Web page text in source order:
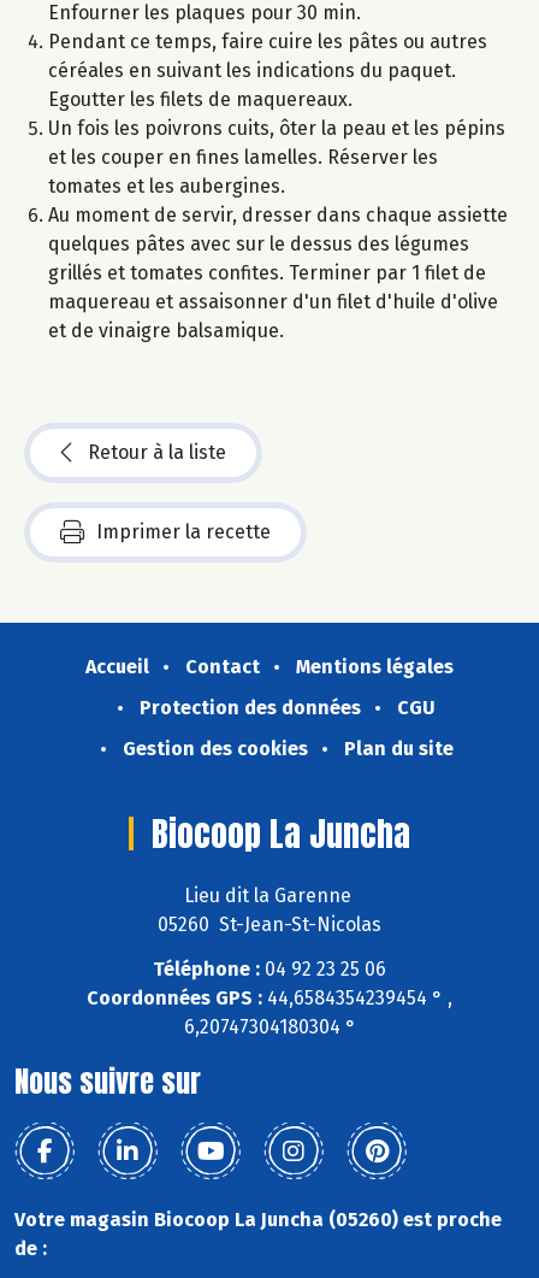
Enfourner les plaques pour 30 min.
Pendant ce temps, faire cuire les pâtes ou autres
céréales en suivant les indications du paquet.
Egoutter les filets de maquereaux.
Un fois les poivrons cuits, ôter la peau et les pépins
et les couper en fines lamelles. Réserver les
tomates et les aubergines.
Au moment de servir, dresser dans chaque assiette
quelques pâtes avec sur le dessus des légumes
grillés et tomates confites. Terminer par 1 filet de
maquereau et assaisonner d'un filet d'huile d'olive
et de vinaigre balsamique.
Retour à la liste
Imprimer la recette
Accueil Contact
Mentions légales
Protection des données
CGU
Gestion des cookies
Plan du site
Biocoop La Juncha
Lieu dit la Garenne
05260 St-Jean-St-Nicolas
Téléphone : 04 92 23 25 06
Coordonnées GPS : 44,6584354239454 ° ,
6,20747304180304 °
Nous suivre sur
Votre magasin Biocoop La Juncha (05260) est proche
de :